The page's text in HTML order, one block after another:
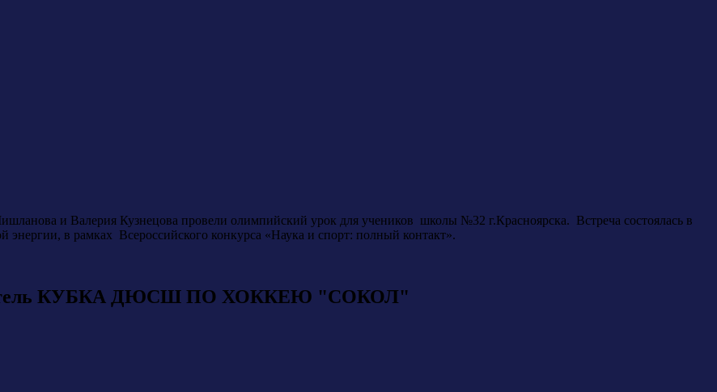
и Валерия Кузнецова провели олимпийский урок для учеников школы №32 г.Красноярска. Встреча состоялась в
в рамках Всероссийского конкурса «Наука и спорт: полный контакт».
КУБКА ДЮСШ ПО ХОККЕЮ "СОКОЛ"